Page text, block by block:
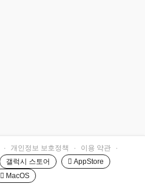
· 개인정보 보호정책 · 이용 약관
·
갤럭시 스토어
 AppStore
 MacOS